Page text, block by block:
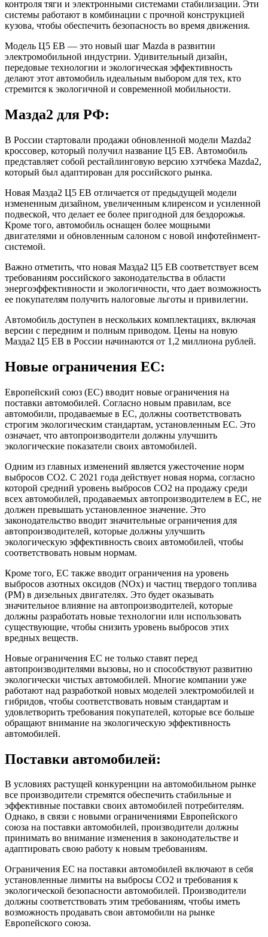
контроля тяги и электронными системами стабилизации. Эти
системы работают в комбинации с прочной конструкцией
кузова, чтобы обеспечить безопасность во время движения.
Модель Ц5 ЕВ — это новый шаг Mazda в развитии
электромобильной индустрии. Удивительный дизайн,
передовые технологии и экологическая эффективность
делают этот автомобиль идеальным выбором для тех, кто
стремится к экологичной и современной мобильности.
Мазда2 для РФ:
В России стартовали продажи обновленной модели Mazda2
кроссовер, который получил название Ц5 ЕВ. Автомобиль
представляет собой рестайлинговую версию хэтчбека Mazda2,
который был адаптирован для российского рынка.
Новая Мазда2 Ц5 ЕВ отличается от предыдущей модели
измененным дизайном, увеличенным клиренсом и усиленной
подвеской, что делает ее более пригодной для бездорожья.
Кроме того, автомобиль оснащен более мощными
двигателями и обновленным салоном с новой инфотейнмент-
системой.
Важно отметить, что новая Мазда2 Ц5 ЕВ соответствует всем
требованиям российского законодательства в области
энергоэффективности и экологичности, что дает возможность
ее покупателям получить налоговые льготы и привилегии.
Автомобиль доступен в нескольких комплектациях, включая
версии с передним и полным приводом. Цены на новую
Мазда2 Ц5 ЕВ в России начинаются от 1,2 миллиона рублей.
Новые ограничения ЕС:
Европейский союз (ЕС) вводит новые ограничения на
поставки автомобилей. Согласно новым правилам, все
автомобили, продаваемые в ЕС, должны соответствовать
строгим экологическим стандартам, установленным ЕС. Это
означает, что автопроизводители должны улучшить
экологические показатели своих автомобилей.
Одним из главных изменений является ужесточение норм
выбросов CO2. С 2021 года действует новая норма, согласно
которой средний уровень выбросов CO2 на продажу среди
всех автомобилей, продаваемых автопроизводителем в ЕС, не
должен превышать установленное значение. Это
законодательство вводит значительные ограничения для
автопроизводителей, которые должны улучшить
экологическую эффективность своих автомобилей, чтобы
соответствовать новым нормам.
Кроме того, ЕС также вводит ограничения на уровень
выбросов азотных оксидов (NOx) и частиц твердого топлива
(PM) в дизельных двигателях. Это будет оказывать
значительное влияние на автопроизводителей, которые
должны разработать новые технологии или использовать
существующие, чтобы снизить уровень выбросов этих
вредных веществ.
Новые ограничения ЕС не только ставят перед
автопроизводителями вызовы, но и способствуют развитию
экологически чистых автомобилей. Многие компании уже
работают над разработкой новых моделей электромобилей и
гибридов, чтобы соответствовать новым стандартам и
удовлетворить требования покупателей, которые все больше
обращают внимание на экологическую эффективность
автомобилей.
Поставки автомобилей:
В условиях растущей конкуренции на автомобильном рынке
все производители стремятся обеспечить стабильные и
эффективные поставки своих автомобилей потребителям.
Однако, в связи с новыми ограничениями Европейского
союза на поставки автомобилей, производители должны
принимать во внимание изменения в законодательстве и
адаптировать свою работу к новым требованиям.
Ограничения ЕС на поставки автомобилей включают в себя
установленные лимиты на выбросы CO2 и требования к
экологической безопасности автомобилей. Производители
должны соответствовать этим требованиям, чтобы иметь
возможность продавать свои автомобили на рынке
Европейского союза.